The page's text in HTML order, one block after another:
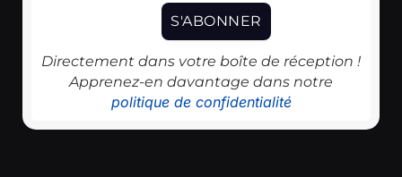
Directement dans votre boîte de réception !
Apprenez-en davantage dans notre
politique de confidentialité